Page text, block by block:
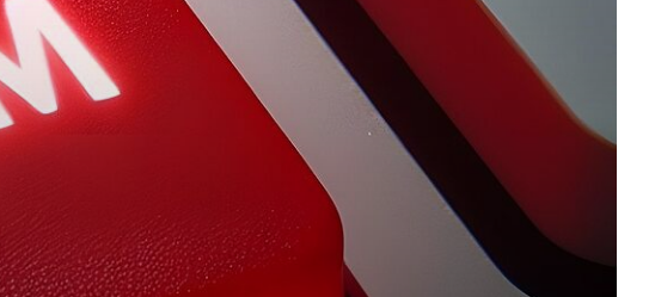
Darmowy dostęp do ChataGPT Go dla klientów Revoluta. Nowy benefit we
wszystkich planach
W najniższych planach – Standard i Plus – z usługi będzie można korzsytać za
darmo przez trzy miesiące